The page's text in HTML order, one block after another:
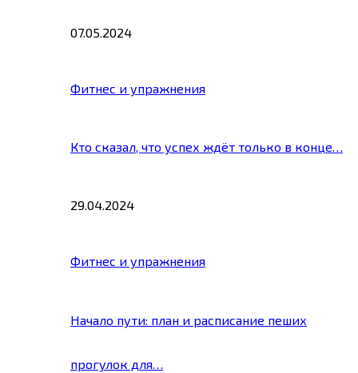
07.05.2024
Фитнес и упражнения
Кто сказал, что успех ждёт только в конце…
29.04.2024
Фитнес и упражнения
Начало пути: план и расписание пеших
прогулок для…